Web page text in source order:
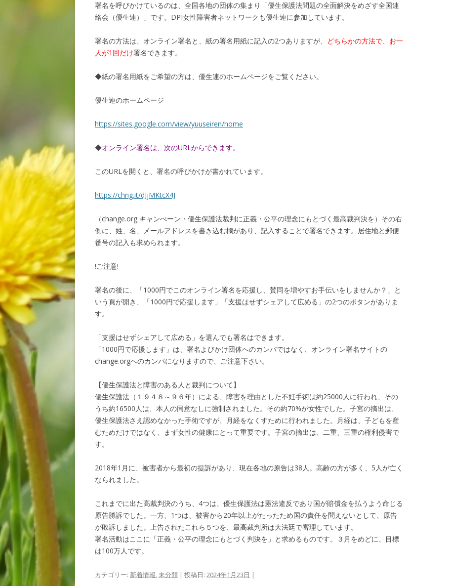
署名を呼びかけているのは、全国各地の団体の集まり「優生保護法問題の全面解決をめざす全国連
絡会（優生連）」です。DPI女性障害者ネットワークも優生連に参加しています。
署名の方法は、オンライン署名と、紙の署名用紙に記入の2つありますが、
どちらかの方法で、お一
人が1回だけ署名できます。
◆紙の署名用紙をご希望の方は、優生連のホームページをご覧ください。
優生連のホームページ
https://sites.google.com/view/yuuseiren/home
◆オンライン署名は、次のURLからできます。
このURLを開くと、署名の呼びかけが書かれています。
https://chng.it/dJjMKtcX4J
（change.org キャンぺーン・優生保護法裁判に正義・公平の理念にもとづく最高裁判決を）その右
側に、姓、名、メールアドレスを書き込む欄があり、記入することで署名できます。居住地と郵便
番号の記入も求められます。
!ご注意!
署名の後に、「1000円でこのオンライン署名を応援し、賛同を増やすお手伝いをしませんか？」と
いう頁が開き、「1000円で応援します」「支援はせずシェアして広める」の2つのボタンがありま
す。
「支援はせずシェアして広める」を選んでも署名はできます。
「1000円で応援します」は、署名よびかけ団体へのカンパではなく、オンライン署名サイトの
change.orgへのカンパになりますので、ご注意下さい。
【優生保護法と障害のある人と裁判について】
優生保護法（１９４８～９６年）による、障害を理由とした不妊手術は約25000人に行われ、その
うち約16500人は、本人の同意なしに強制されました。その約70%が女性でした。子宮の摘出は、
優生保護法さえ認めなかった手術ですが、月経をなくすために行われました。月経は、子どもを産
むためだけではなく、まず女性の健康にとって重要です。子宮の摘出は、二重、三重の権利侵害で
す。
2018年1月に、被害者から最初の提訴があり、現在各地の原告は38人。高齢の方が多く、5人が亡く
なられました。
これまでに出た高裁判決のうち、4つは、優生保護法は憲法違反であり国が賠償金を払うよう命じる
原告勝訴でした。一方、1つは、被害から20年以上がたったため国の責任を問えないとして、原告
が敗訴しました。上告されたこれら５つを、最高裁判所は大法廷で審理しています。
署名活動はここに「正義・公平の理念にもとづく判決を」と求めるものです。３月をめどに、目標
は100万人です。
カテゴリー: 新着情報,未分類 | 投稿日: 2024年1月23日 |